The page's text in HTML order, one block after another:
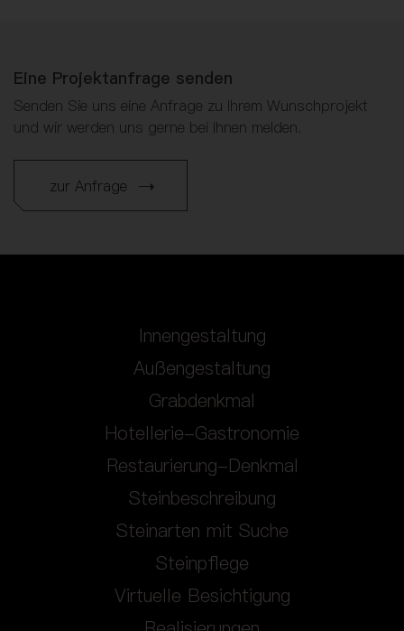
Eine Projektanfrage senden
Senden Sie uns eine Anfrage zu Ihrem Wunschprojekt
und wir werden uns gerne bei Ihnen melden.
zur Anfrage
Innengestaltung
Außengestaltung
Grabdenkmal
Hotellerie-Gastronomie
Restaurierung-Denkmal
Steinbeschreibung
Steinarten mit Suche
Steinpflege
Virtuelle Besichtigung